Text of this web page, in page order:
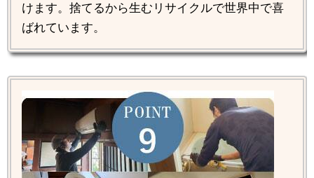
けます。捨てるから生むリサイクルで世界中で喜
ばれています。